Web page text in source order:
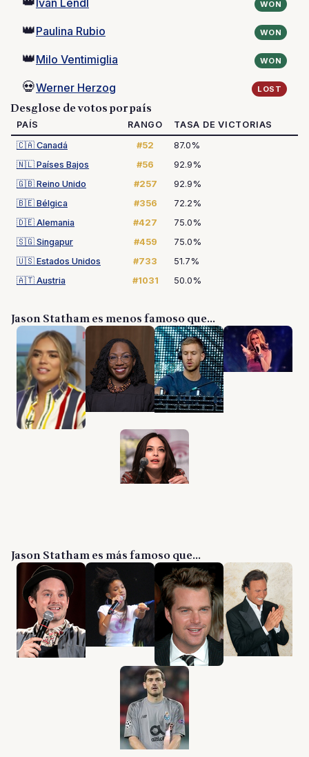
Ivan Lendl WON
👑Paulina Rubio WON
👑Milo Ventimiglia WON
💀Werner Herzog LOST
Desglose de votos por país
PAÍS RANGO
TASA DE VICTORIAS
🇨🇦 Canadá #52
87.0%
🇳🇱 Países Bajos #56
92.9%
🇬🇧 Reino Unido #257
92.9%
🇧🇪 Bélgica #356
72.2%
🇩🇪 Alemania #427
75.0%
🇸🇬 Singapur #459
75.0%
🇺🇸 Estados Unidos #733
51.7%
🇦🇹 Austria #1031 50.0%
Jason Statham es menos famoso que...
Jason Statham es más famoso que...